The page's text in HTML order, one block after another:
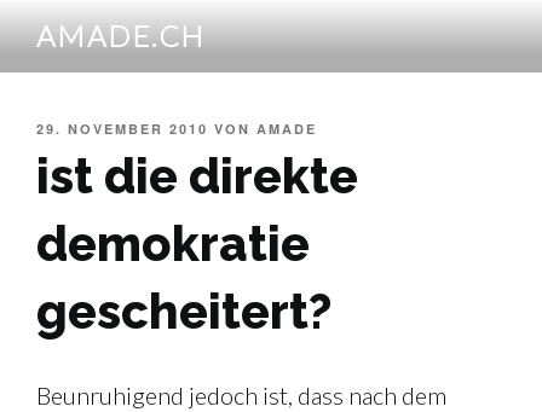
Inhalt
springen
AMADE.CH
VERÖFFENTLICHT
29. NOVEMBER 2010 VON AMADE
ist die direkte
demokratie
gescheitert?
Beunruhigend jedoch ist, dass nach dem